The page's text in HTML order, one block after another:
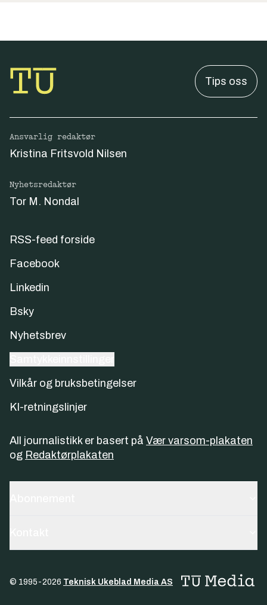
Tips oss
Ansvarlig redaktør
Kristina Fritsvold Nilsen
Nyhetsredaktør
Tor M. Nondal
RSS-feed forside
Facebook
Linkedin
Bsky
Nyhetsbrev
Vilkår og bruksbetingelser
KI-retningslinjer
All journalistikk er basert på Vær varsom-plakaten
og Redaktørplakaten
© 1995-2026 Teknisk Ukeblad Media AS